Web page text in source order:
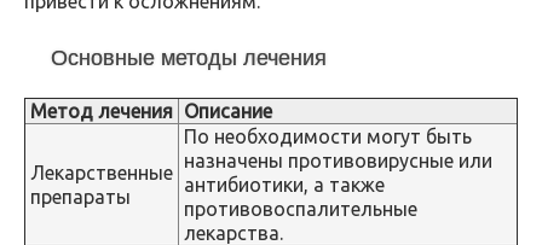
Основные методы лечения
Метод лечения Описание
Лекарственные
препараты
По необходимости могут быть
назначены противовирусные или
антибиотики, а также
противовоспалительные
лекарства.